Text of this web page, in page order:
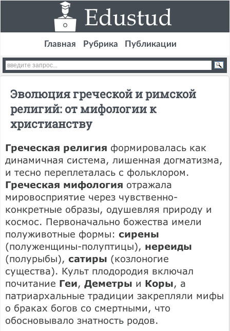
Главная Рубрика Публикации
Эволюция греческой и римской
религий: от мифологии к
христианству
Греческая религия формировалась как
динамичная система, лишенная догматизма,
и тесно переплеталась с фольклором.
Греческая мифология отражала
мировосприятие через чувственно-
конкретные образы, одушевляя природу и
космос. Первоначально божества имели
полуживотные формы: сирены
(полуженщины-полуптицы), нереиды
(полурыбы), сатиры (козлоногие
существа). Культ плодородия включал
почитание Геи, Деметры и Коры, а
патриархальные традиции закрепляли мифы
о браках богов со смертными, что
обосновывало знатность родов.